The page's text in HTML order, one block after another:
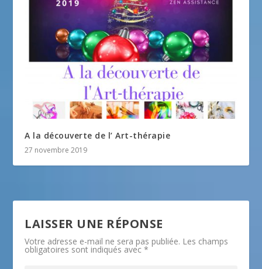
A la découverte de l’ Art-thérapie
27 novembre 2019
LAISSER UNE RÉPONSE
Votre adresse e-mail ne sera pas publiée. Les champs
obligatoires sont indiqués avec*